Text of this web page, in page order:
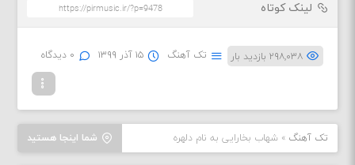
لینک کوتاه
۲۹۸,۰۳۸ بازدید بار تک آهنگ ۱۵ آذر ۱۳۹۹ ۰ دیدگاه
شما اینجا هستید تک آهنگ »شهاب بخارایی به نام دلهره